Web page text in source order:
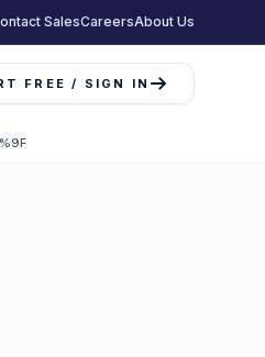
SalesCareersAbout Us
FREE / SIGN IN